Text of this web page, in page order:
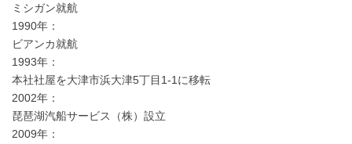
ミシガン就航
1990年：
ビアンカ就航
1993年：
本社社屋を大津市浜大津5丁目1-1に移転
2002年：
琵琶湖汽船サービス（株）設立
2009年：